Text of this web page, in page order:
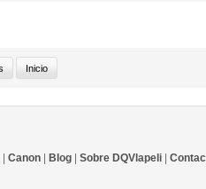
Canon Blog Sobre DQVlapeli